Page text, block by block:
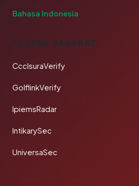
Bahasa Indonesia
TAUTAN SAHABAT
CcclsuraVerify
GolflinkVerify
IpiemsRadar
IntikarySec
UniversaSec